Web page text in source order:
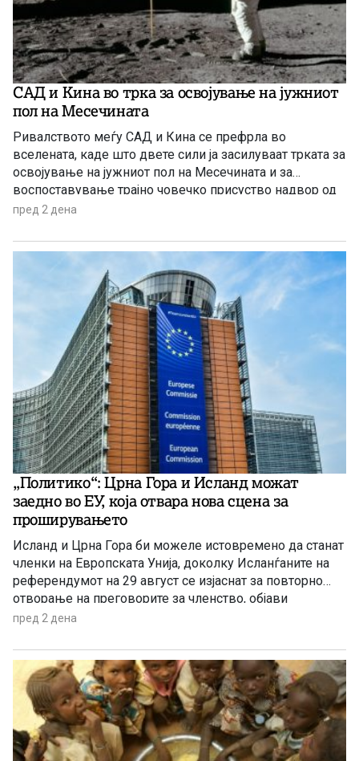
САД и Кина во трка за освојување на јужниот
пол на Месечината
Ривалството меѓу САД и Кина се префрла во
вселената, каде што двете сили ја засилуваат трката за
освојување на јужниот пол на Месечината и за
воспоставување трајно човечко присуство надвор од
Земјата.
пред 2 дена
„Политико“: Црна Гора и Исланд можат
заедно во ЕУ, која отвара нова сцена за
проширувањето
Исланд и Црна Гора би можеле истовремено да станат
членки на Европската Унија, доколку Исланѓаните на
референдумот на 29 август се изјаснат за повторно
отворање на преговорите за членство, објави
„Политико“, повикувајќи се на европски претставници
пред 2 дена